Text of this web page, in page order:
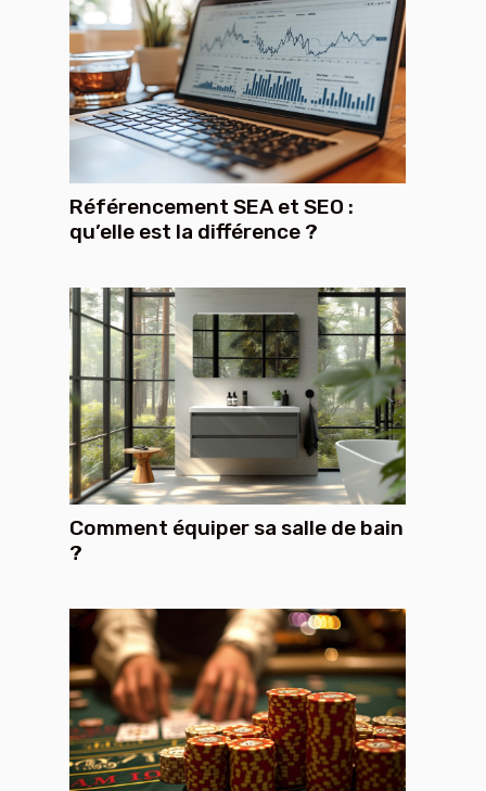
Référencement SEA et SEO :
qu’elle est la différence ?
Comment équiper sa salle de bain
?